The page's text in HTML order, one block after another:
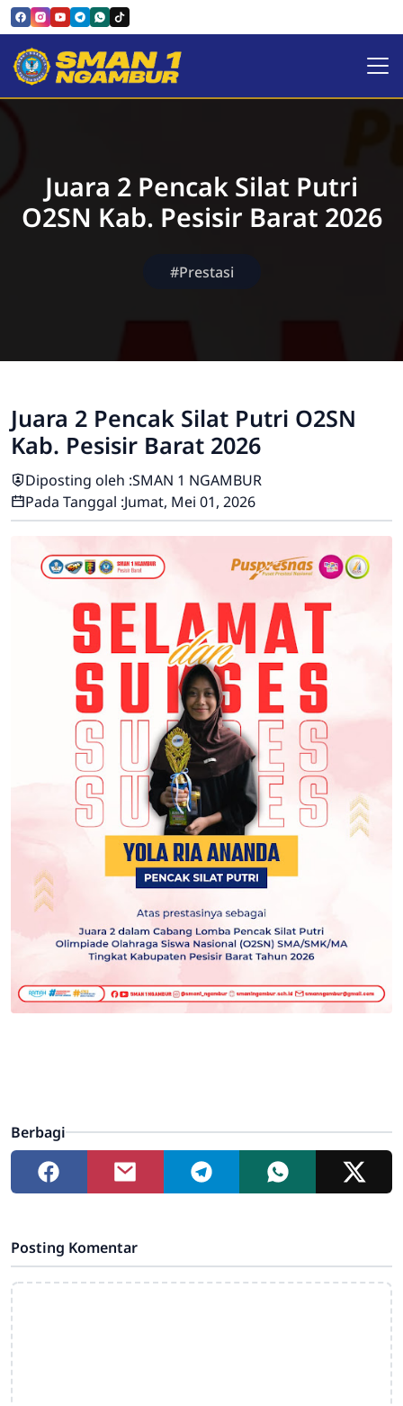
SMAN 1 NGAMBUR
Juara 2 Pencak Silat Putri
O2SN Kab. Pesisir Barat 2026
#Prestasi
Juara 2 Pencak Silat Putri O2SN
Kab. Pesisir Barat 2026
Diposting oleh :SMAN 1 NGAMBUR
Pada Tanggal :Jumat, Mei 01, 2026
Berbagi
Posting Komentar